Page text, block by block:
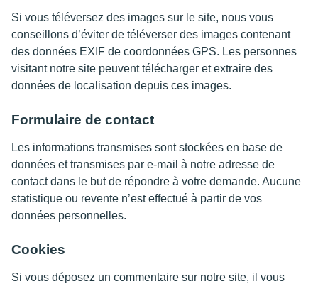
Si vous téléversez des images sur le site, nous vous
conseillons d’éviter de téléverser des images contenant
des données EXIF de coordonnées GPS. Les personnes
visitant notre site peuvent télécharger et extraire des
données de localisation depuis ces images.
Formulaire de contact
Les informations transmises sont stockées en base de
données et transmises par e-mail à notre adresse de
contact dans le but de répondre à votre demande. Aucune
statistique ou revente n’est effectué à partir de vos
données personnelles.
Cookies
Si vous déposez un commentaire sur notre site, il vous